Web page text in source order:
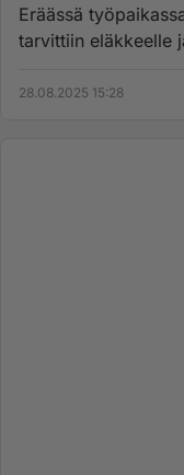
Eräässä
tarvittiin eläkkeelle
28.08.2025 15:28